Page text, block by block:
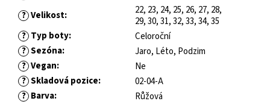
? Velikost:
22, 23, 24, 25, 26, 27, 28,
29, 30, 31, 32, 33, 34, 35
? Typ boty:
Celoroční
? Sezóna:
Jaro, Léto, Podzim
? Vegan:
Ne
? Skladová pozice:
02-04-A
? Barva:
Růžová
2604
ROYAL
BLUE
547
Kč
Původně:
821
Kč